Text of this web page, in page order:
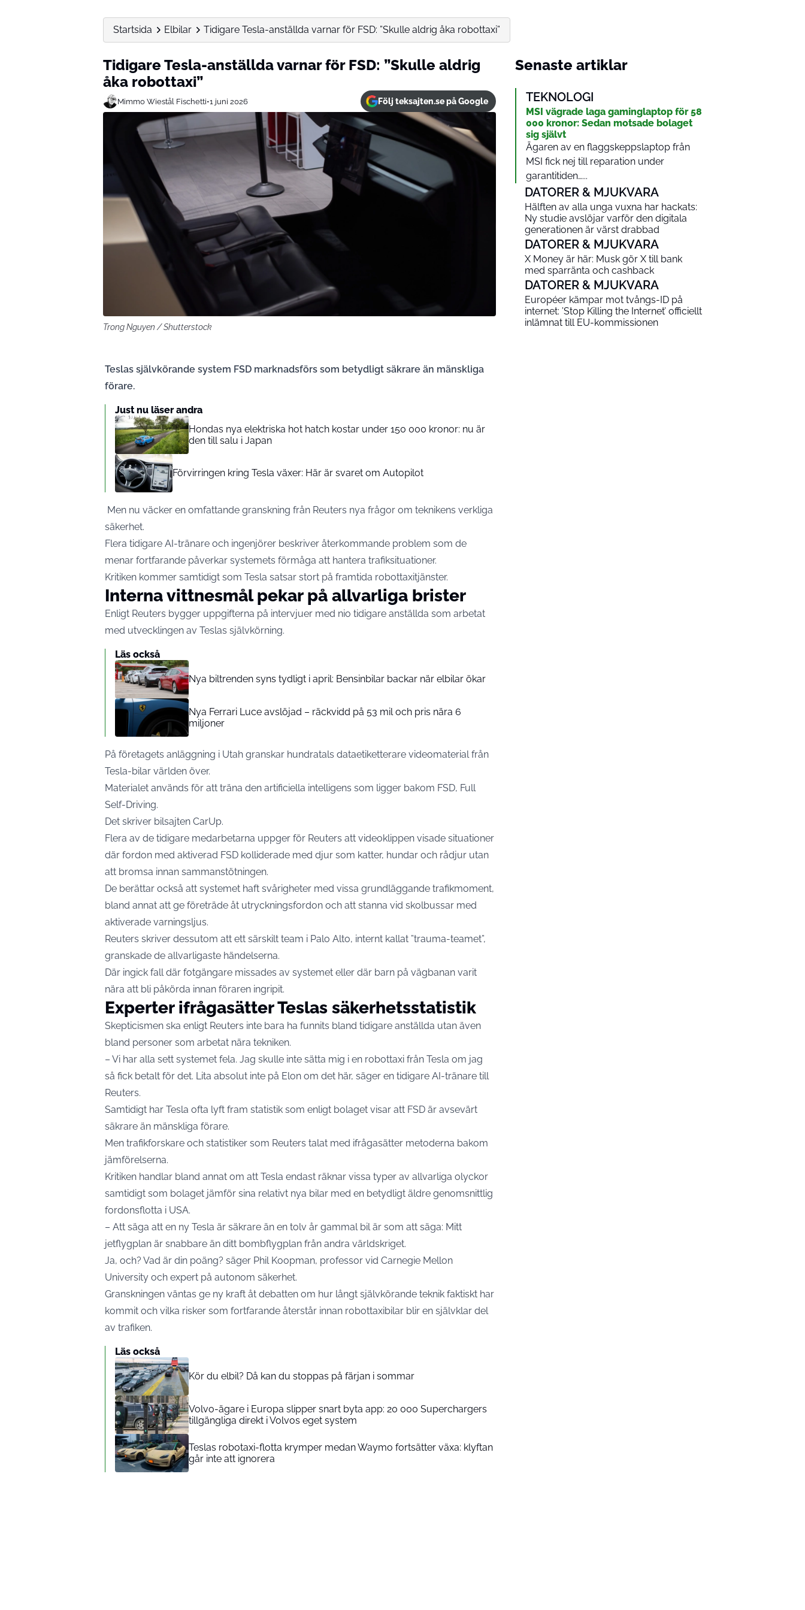
Startsida Elbilar Tidigare Tesla-anställda varnar för FSD: ”Skulle aldrig åka robottaxi”
Tidigare Tesla-anställda varnar för FSD: ”Skulle aldrig
åka robottaxi”
Mimmo Wiestål Fischetti•1 juni 2026 Följ teksajten.se på Google
Trong Nguyen / Shutterstock
Teslas självkörande system FSD marknadsförs som betydligt säkrare än mänskliga
förare.
Just nu läser andra
Hondas nya elektriska hot hatch kostar under 150 000 kronor: nu är
den till salu i Japan
Förvirringen kring Tesla växer: Här är svaret om Autopilot
Men nu väcker en omfattande granskning från Reuters nya frågor om teknikens verkliga
säkerhet.
Flera tidigare AI-tränare och ingenjörer beskriver återkommande problem som de
menar fortfarande påverkar systemets förmåga att hantera trafiksituationer.
Kritiken kommer samtidigt som Tesla satsar stort på framtida robottaxitjänster.
Interna vittnesmål pekar på allvarliga brister
Enligt Reuters bygger uppgifterna på intervjuer med nio tidigare anställda som arbetat
med utvecklingen av Teslas självkörning.
Läs också
Nya biltrenden syns tydligt i april: Bensinbilar backar när elbilar ökar
Nya Ferrari Luce avslöjad – räckvidd på 53 mil och pris nära 6
miljoner
På företagets anläggning i Utah granskar hundratals dataetiketterare videomaterial från
Tesla-bilar världen över.
Materialet används för att träna den artificiella intelligens som ligger bakom FSD, Full
Self-Driving.
Det skriver bilsajten CarUp.
Flera av de tidigare medarbetarna uppger för Reuters att videoklippen visade situationer
där fordon med aktiverad FSD kolliderade med djur som katter, hundar och rådjur utan
att bromsa innan sammanstötningen.
De berättar också att systemet haft svårigheter med vissa grundläggande trafikmoment,
bland annat att ge företräde åt utryckningsfordon och att stanna vid skolbussar med
aktiverade varningsljus.
Reuters skriver dessutom att ett särskilt team i Palo Alto, internt kallat ”trauma-teamet”,
granskade de allvarligaste händelserna.
Där ingick fall där fotgängare missades av systemet eller där barn på vägbanan varit
nära att bli påkörda innan föraren ingripit.
Experter ifrågasätter Teslas säkerhetsstatistik
Skepticismen ska enligt Reuters inte bara ha funnits bland tidigare anställda utan även
bland personer som arbetat nära tekniken.
– Vi har alla sett systemet fela. Jag skulle inte sätta mig i en robottaxi från Tesla om jag
så fick betalt för det. Lita absolut inte på Elon om det här, säger en tidigare AI-tränare till
Reuters.
Samtidigt har Tesla ofta lyft fram statistik som enligt bolaget visar att FSD är avsevärt
säkrare än mänskliga förare.
Men trafikforskare och statistiker som Reuters talat med ifrågasätter metoderna bakom
jämförelserna.
Kritiken handlar bland annat om att Tesla endast räknar vissa typer av allvarliga olyckor
samtidigt som bolaget jämför sina relativt nya bilar med en betydligt äldre genomsnittlig
fordonsflotta i USA.
– Att säga att en ny Tesla är säkrare än en tolv år gammal bil är som att säga: Mitt
jetflygplan är snabbare än ditt bombflygplan från andra världskriget.
Ja, och? Vad är din poäng? säger Phil Koopman, professor vid Carnegie Mellon
University och expert på autonom säkerhet.
Granskningen väntas ge ny kraft åt debatten om hur långt självkörande teknik faktiskt har
kommit och vilka risker som fortfarande återstår innan robottaxibilar blir en självklar del
av trafiken.
Läs också
Kör du elbil? Då kan du stoppas på färjan i sommar
Volvo-ägare i Europa slipper snart byta app: 20 000 Superchargers
tillgängliga direkt i Volvos eget system
Teslas robotaxi-flotta krymper medan Waymo fortsätter växa: klyftan
går inte att ignorera
Senaste artiklar
TEKNOLOGI
MSI vägrade laga gaminglaptop för 58
000 kronor: Sedan motsade bolaget
sig självt
Ägaren av en flaggskeppslaptop från
MSI fick nej till reparation under
garantitiden…...
DATORER & MJUKVARA
Hälften av alla unga vuxna har hackats:
Ny studie avslöjar varför den digitala
generationen är värst drabbad
DATORER & MJUKVARA
X Money är här: Musk gör X till bank
med sparränta och cashback
DATORER & MJUKVARA
Européer kämpar mot tvångs-ID på
internet: ’Stop Killing the Internet’ officiellt
inlämnat till EU-kommissionen